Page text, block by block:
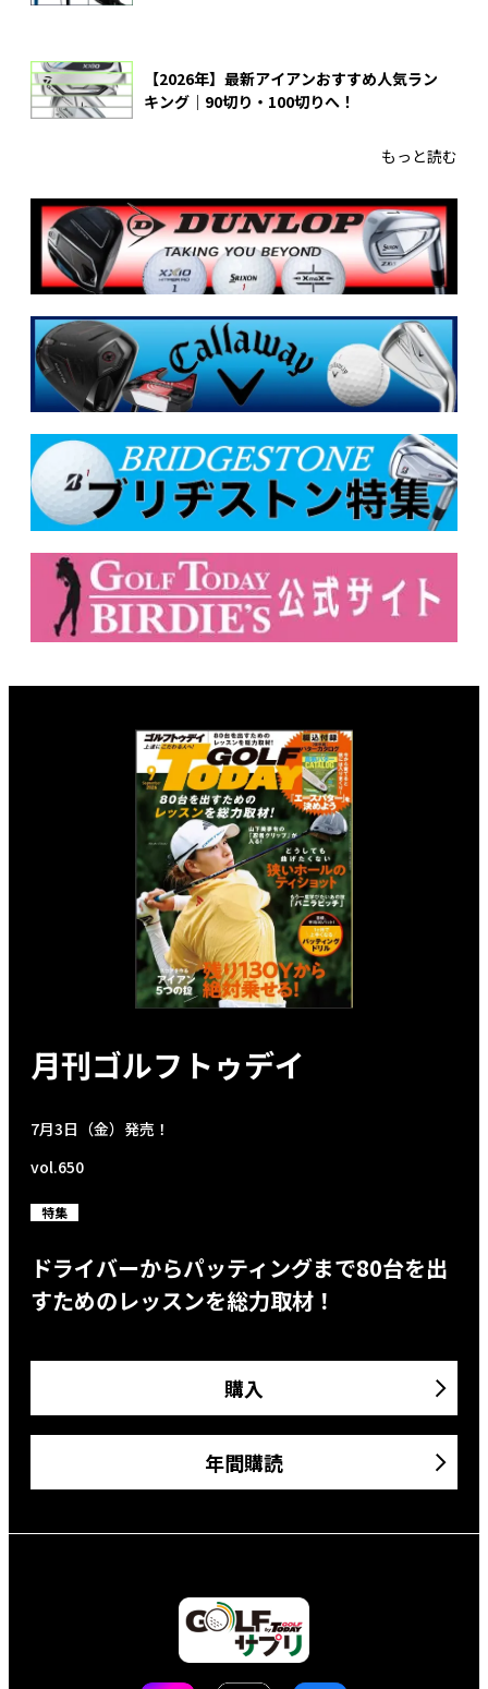
【2026年】最新アイアンおすすめ人気ラン
キング｜90切り・100切りへ！
もっと読む
月刊ゴルフトゥデイ
7月3日（金）発売！
vol.650
特集
ドライバーからパッティングまで80台を出
すためのレッスンを総力取材！
購入
年間購読